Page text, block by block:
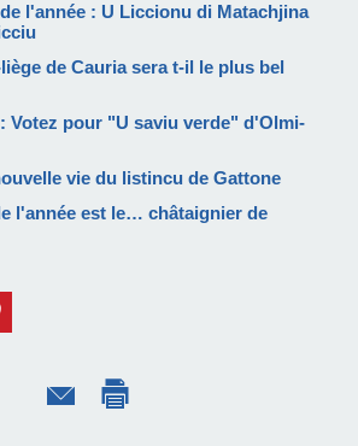
l'année : U Liccionu di Matachjina
de Cauria sera t-il le plus bel
Votez pour "U saviu verde" d'Olmi-
vie du listincu de Gattone
l'année est le… châtaignier de